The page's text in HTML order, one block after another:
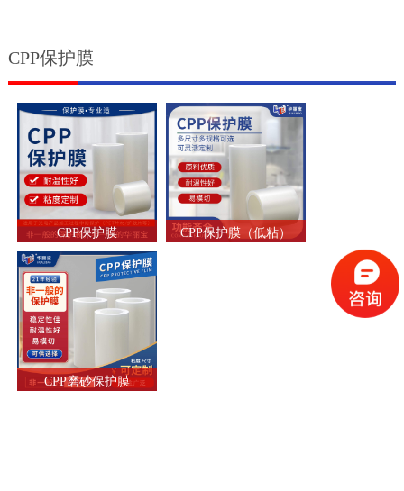
CPP保护膜
CPP保护膜 CPP保护膜（低粘）
CPP磨砂保护膜